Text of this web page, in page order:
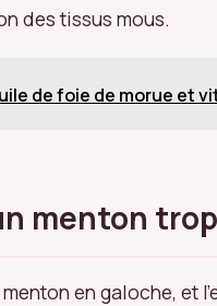
des tissus mous.
de foie de morue et
menton
en galoche, et